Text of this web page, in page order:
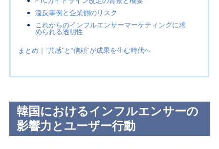
違反事例と企業側のリスク
これからのインフルエンサーマーケティングに求
められる透明性
まとめ｜“共感”と“信頼”が成果を生む時代へ
韓国におけるインフルエンサーの
影響力とユーザー行動